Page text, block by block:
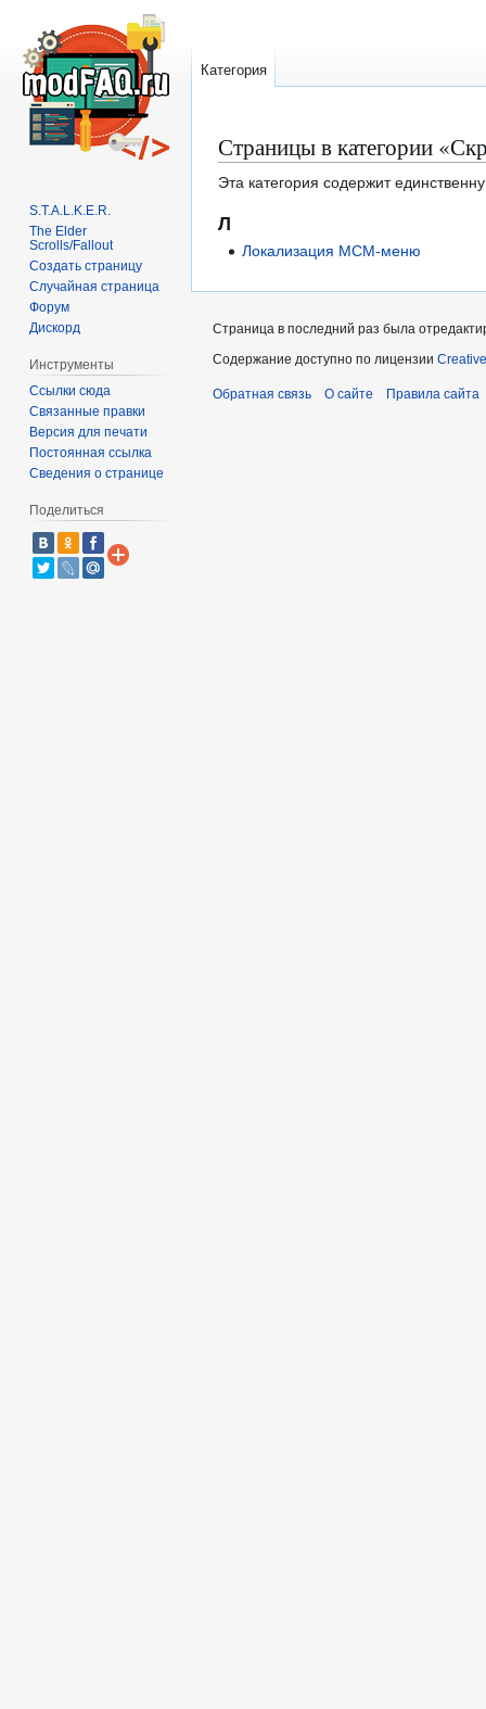
Перейти
к
навигации
Перейти
к
поиску
Страницы в категории
Эта категория содержит
Л
Локализация MCM-меню
Категория
S.T.A.L.K.E.R.
The Elder
Scrolls/Fallout
Создать страницу
Случайная страница
Форум
Дискорд
Инструменты
Ссылки сюда
Связанные правки
Версия для печати
Постоянная ссылка
Сведения о странице
Поделиться
Страница в последний раз была
Содержание доступно по лицензии
Обратная связь О сайте Правила сайта